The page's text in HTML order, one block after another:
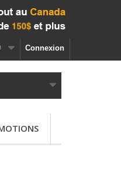
Connexion